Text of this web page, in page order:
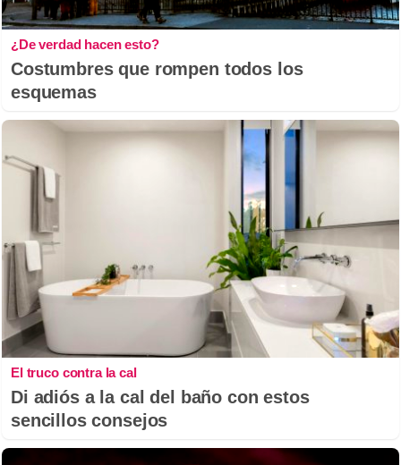
¿De verdad hacen esto?
Costumbres que rompen todos los
esquemas
El truco contra la cal
Di adiós a la cal del baño con estos
sencillos consejos